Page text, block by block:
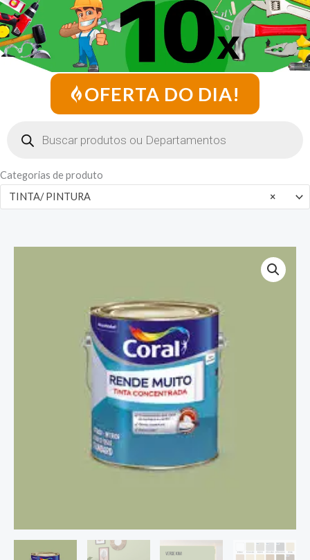
OFERTA DO DIA!
Categorias de produto
×
TINTA/ PINTURA